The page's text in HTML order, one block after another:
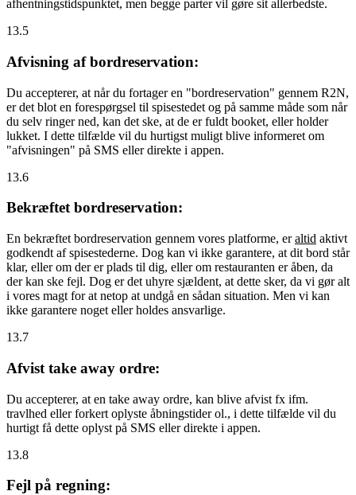
afhentningstidspunktet, men begge parter vil gøre sit allerbedste.
13.5
Afvisning af bordreservation:
Du accepterer, at når du fortager en "bordreservation" gennem R2N,
er det blot en forespørgsel til spisestedet og på samme måde som når
du selv ringer ned, kan det ske, at de er fuldt booket, eller holder
lukket. I dette tilfælde vil du hurtigst muligt blive informeret om
"afvisningen" på SMS eller direkte i appen.
13.6
Bekræftet bordreservation:
En bekræftet bordreservation gennem vores platforme, eraltid aktivt
godkendt af spisestederne. Dog kan vi ikke garantere, at dit bord står
klar, eller om der er plads til dig, eller om restauranten er åben, da
der kan ske fejl. Dog er det uhyre sjældent, at dette sker, da vi gør alt
i vores magt for at netop at undgå en sådan situation. Men vi kan
ikke garantere noget eller holdes ansvarlige.
13.7
Afvist take away ordre:
Du accepterer, at en take away ordre, kan blive afvist fx ifm.
travlhed eller forkert oplyste åbningstider ol., i dette tilfælde vil du
hurtigt få dette oplyst på SMS eller direkte i appen.
13.8
Fejl på regning: